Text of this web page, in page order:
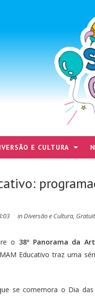
E CULTURA
inDiversão e Cultura,
o 38º Panorama da
Educativo traz uma
se comemora o Dia das